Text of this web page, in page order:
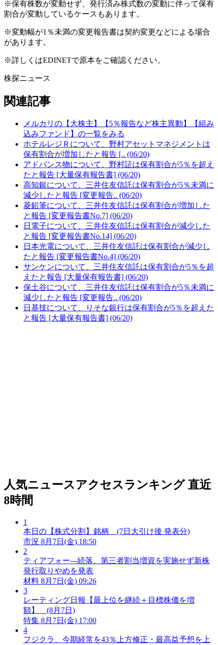
※保有株数が変動せず、発行済み株式数の変動に伴って保有
割合が変動しているケースもあります。
※変動幅が1％未満の変更報告書は契約変更などによる場合
があります。
※詳しくはEDINETで原本をご確認ください。
株探ニュース
関連記事
メルカリの【大株主】【5％報告など株主異動】【組み
込みファンド】の一覧をみる
ホテルレジＲについて、野村アセットマネジメントは
保有割合が増加したと報告 [.. (06/20)
アドバンス物について、野村証は保有割合が5％を超え
たと報告 [大量保有報告書] (06/20)
高知銀について、三井住友信託は保有割合が5％未満に
減少したと報告 [変更報告.. (06/20)
菱鉛筆について、三井住友信託は保有割合が増加した
と報告 [変更報告書No.7] (06/20)
日電子について、三井住友信託は保有割合が減少した
と報告 [変更報告書No.14] (06/20)
日本光電について、三井住友信託は保有割合が減少し
たと報告 [変更報告書No.4] (06/20)
サンケンについて、三井住友信託は保有割合が5％を超
えたと報告 [大量保有報告書] (06/20)
保土谷について、三井住友信託は保有割合が5％未満に
減少したと報告 [変更報告.. (06/20)
日基技について、りそな銀行は保有割合が5％を超えた
と報告 [大量保有報告書] (06/20)
人気ニュースアクセスランキング 直近
8時間
1
本日の【株式分割】銘柄 (7日大引け後 発表分)
市況 8月7日(金) 18:50
2
ティアフォー---続落、第三者割当増資を実施せず新株
発行取りやめを発表
材料 8月7日(金) 09:26
3
レーティング日報【最上位を継続＋目標株価を増
額】 (8月7日)
特集 8月7日(金) 17:00
4
フジクラ、今期経常を43％上方修正・最高益予想を上